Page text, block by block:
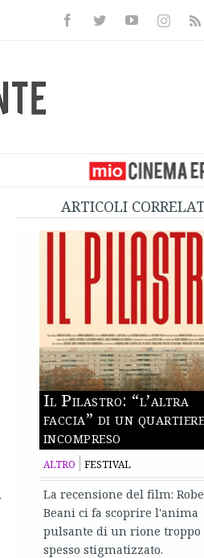
FacebookTwitterYoutubeInstagram
ARTICOLI
Il Pilastro: “l’altra
faccia” di un quartiere
incompreso
ALTRO FESTIVAL
La recensione del film:
Beani ci fa scoprire l'anima
pulsante di un rione troppo
spesso stigmatizzato.